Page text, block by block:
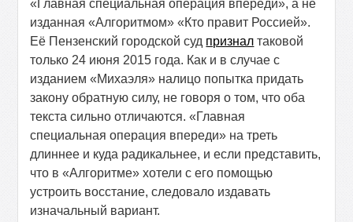
«Главная специальная операция впереди», а не
изданная «Алгоритмом» «Кто правит Россией».
Её Пензенский городской суд признал таковой
только 24 июня 2015 года. Как и в случае с
изданием «Михаэля» налицо попытка придать
закону обратную силу, не говоря о том, что оба
текста сильно отличаются. «Главная
специальная операция впереди» на треть
длиннее и куда радикальнее, и если представить,
что в «Алгоритме» хотели с его помощью
устроить восстание, следовало издавать
изначальный вариант.